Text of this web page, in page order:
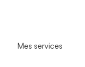
Mes services